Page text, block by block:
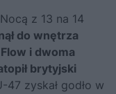
z 13 na 14
do wnętrza
i dwoma
brytyjski
47 zyskał godło w